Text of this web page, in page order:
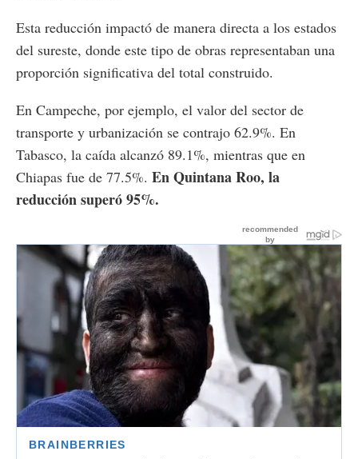
Esta reducción impactó de manera directa a los estados
del sureste, donde este tipo de obras representaban una
proporción significativa del total construido.
En Campeche, por ejemplo, el valor del sector de
transporte y urbanización se contrajo 62.9%. En
Tabasco, la caída alcanzó 89.1%, mientras que en
Chiapas fue de 77.5%. En Quintana Roo, la
reducción superó 95%.